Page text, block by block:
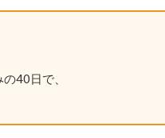
40日で、